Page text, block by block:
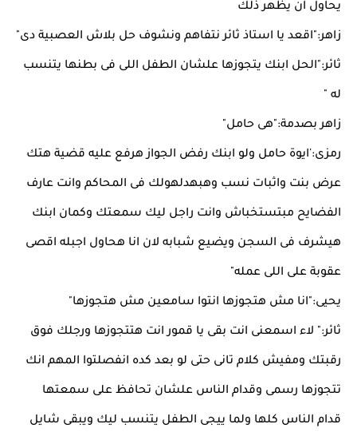
يحاول ان يظهر ذلك
زاهر:"اقعد يا استاذ ثائر نتفاهم ونشوف حل بلاش العصبية دى"
ثائر:"الحل ابنك يتجوزها علشان الطفل اللى فى بطنها يتنسب
له "
زاهر بصدمة:"هى حامل"
رمزى:'ايوة حامل ولو ابنك رفض الجواز هرفع عليه قضية هتك
عرض بنت واثبات نسب وهبهدلهولك فى المحاكم وانت عارف
الفضايح مبتستخباش وانت راجل ليك سمعتك وكمان ابنك
هيشرف فى السجن ويضيع شبابه لان انا هحاول اجبله اقصى
عقوبة على اللى عمله"
يحيى:"انا مش هتجوزها انتوا سامعين مش هتجوزها"
ثائر:" لاء اسمعنى انت بقى يا قمور انت هتتجوزها ورجلك فوق
رقبتك ومفيش كلام تانى حتى لو بعد كده انفصلتوا المهم انك
تتجوزها رسمى وقدام الناس علشان تحافظ على سمعتها
قدام الناس كلها ولما ييجى الطفل يتنسب ليك ويبقى شايل